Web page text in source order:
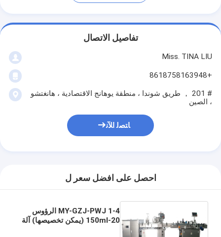
تفاصيل الاتصال
Miss. TINA LIU
+8618758163948
# 201 ， طريق شوندا ، منطقة يوهانج الاقتصادية ، هانغتشو
، الصين
ﺎﺘﺼﻟ ﺍﻶﻧ
احصل على افضل سعر ل
MY-GZJ-PWJ 1-4 الرؤوس
20-150ml (يمكن تخصيصها) آلة